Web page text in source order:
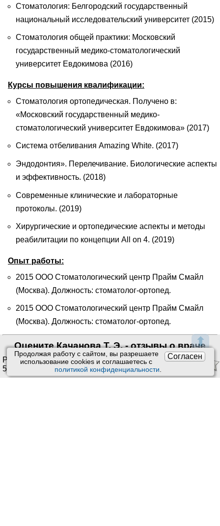
⬆
Согласен
Продолжая работу с сайтом, вы разрешаете
использование сookies и соглашаетесь с
политикой конфиденциальности.
Стоматология: Белгородский государственный
национальный исследовательский университет (2015)
Стоматология общей практики: Московский
государственный медико-стоматологический
университет Евдокимова (2016)
Курсы повышения квалификации:
Стоматология ортопедическая. Получено в:
«Московский государственный медико-
стоматологический университет Евдокимова» (2017)
Система отбеливания Amazing White. (2017)
Эндодонтия». Перелечивание. Биологические аспекты
и эффективность. (2018)
Современные клинические и лабораторные
протоколы. (2019)
Хирургические и ортопедические аспекты и методы
реабилитации по концепции All on 4. (2019)
Опыт работы:
2015 ООО Стоматологический центр Прайм Смайл
(Москва). Должность: стоматолог-ортопед.
2015 ООО Стоматологический центр Прайм Смайл
(Москва). Должность: стоматолог-ортопед.
Оцените Качанова Т. Э. - отзывы о враче
Рейтинг:4.60/5. Оценок:
50